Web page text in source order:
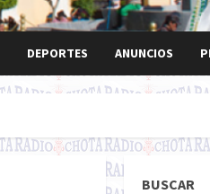
DEPORTES ANUNCIOS
BUSCAR